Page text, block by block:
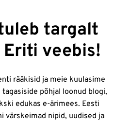
targalt
veebis!
rääkisid ja meie kuulasime
põhjal loonud blogi,
edukas e-ärimees. Eesti
värskeimad nipid, uudised ja